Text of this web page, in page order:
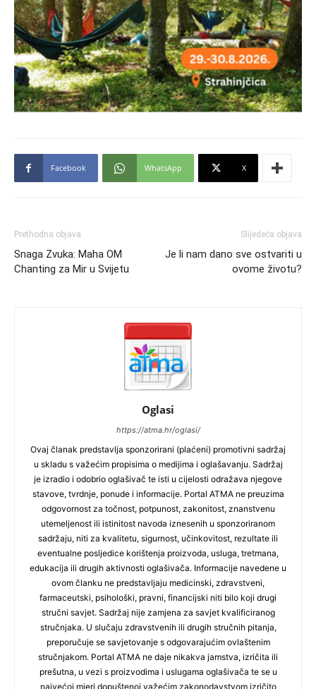
Facebook WhatsApp X
Prethodna objava
Snaga Zvuka: Maha OM
Chanting za Mir u Svijetu
Slijedeća objava
Je li nam dano sve ostvariti u
ovome životu?
Oglasi
https://atma.hr/oglasi/
Ovaj članak predstavlja sponzorirani (plaćeni) promotivni sadržaj
u skladu s važećim propisima o medijima i oglašavanju. Sadržaj
je izradio i odobrio oglašivač te isti u cijelosti odražava njegove
stavove, tvrdnje, ponude i informacije. Portal ATMA ne preuzima
odgovornost za točnost, potpunost, zakonitost, znanstvenu
utemeljenost ili istinitost navoda iznesenih u sponzoriranom
sadržaju, niti za kvalitetu, sigurnost, učinkovitost, rezultate ili
eventualne posljedice korištenja proizvoda, usluga, tretmana,
edukacija ili drugih aktivnosti oglašivača. Informacije navedene u
ovom članku ne predstavljaju medicinski, zdravstveni,
farmaceutski, psihološki, pravni, financijski niti bilo koji drugi
stručni savjet. Sadržaj nije zamjena za savjet kvalificiranog
stručnjaka. U slučaju zdravstvenih ili drugih stručnih pitanja,
preporučuje se savjetovanje s odgovarajućim ovlaštenim
stručnjakom. Portal ATMA ne daje nikakva jamstva, izričita ili
prešutna, u vezi s proizvodima i uslugama oglašivača te se u
najvećoj mjeri dopuštenoj važećim zakonodavstvom izričito